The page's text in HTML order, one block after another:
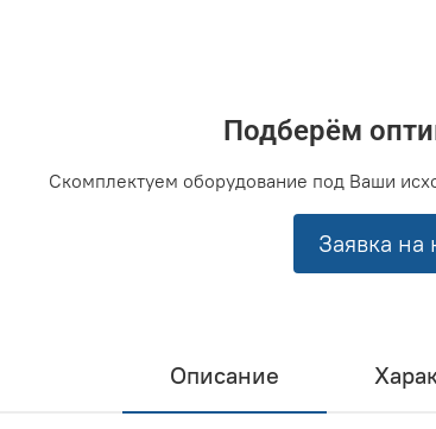
Подберём
Скомплектуем оборудование под Ваши
Заявка на
Описание